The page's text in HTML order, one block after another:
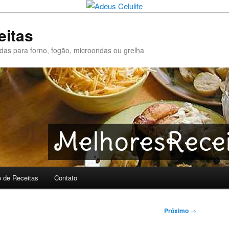
para forno, fogão, microondas ou grelha
de Receitas Contato
Próximo →